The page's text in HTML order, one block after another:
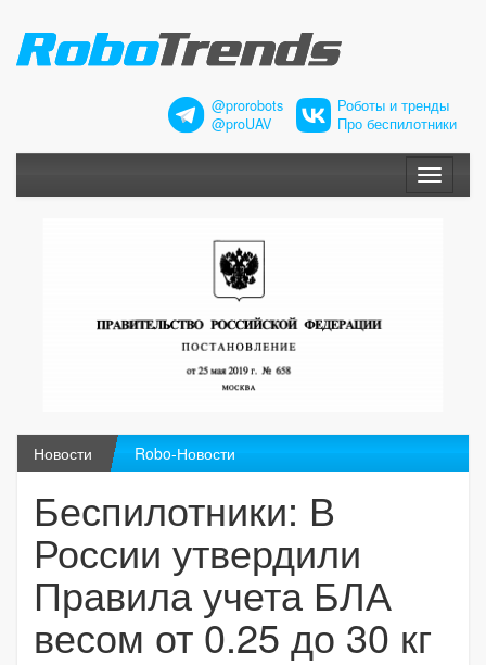
@prorobots
@proUAV
Роботы и тренды
Про беспилотники
Меню
Новости Robo-Новости
Беспилотники: В
России утвердили
Правила учета БЛА
весом от 0.25 до 30 кг